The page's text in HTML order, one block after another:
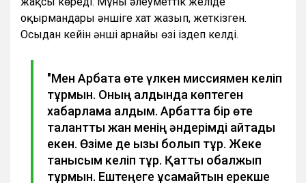
оқырмандары әншіге хат жазып, жеткізген.
Осыдан кейін әнші арнайы өзі іздеп келді.
"Мен Арбатқа өте үлкен миссиямен келіп
тұрмын. Оның алдында көптеген
хабарлама алдым. Арбатта бір өте
талантты жан менің әндерімді айтады
екен. Өзіме де қызық болып тұр. Жеке
танысқым келіп тұр. Қатты қобалжып
тұрмын. Ештеңеге ұқсамайтын ерекше